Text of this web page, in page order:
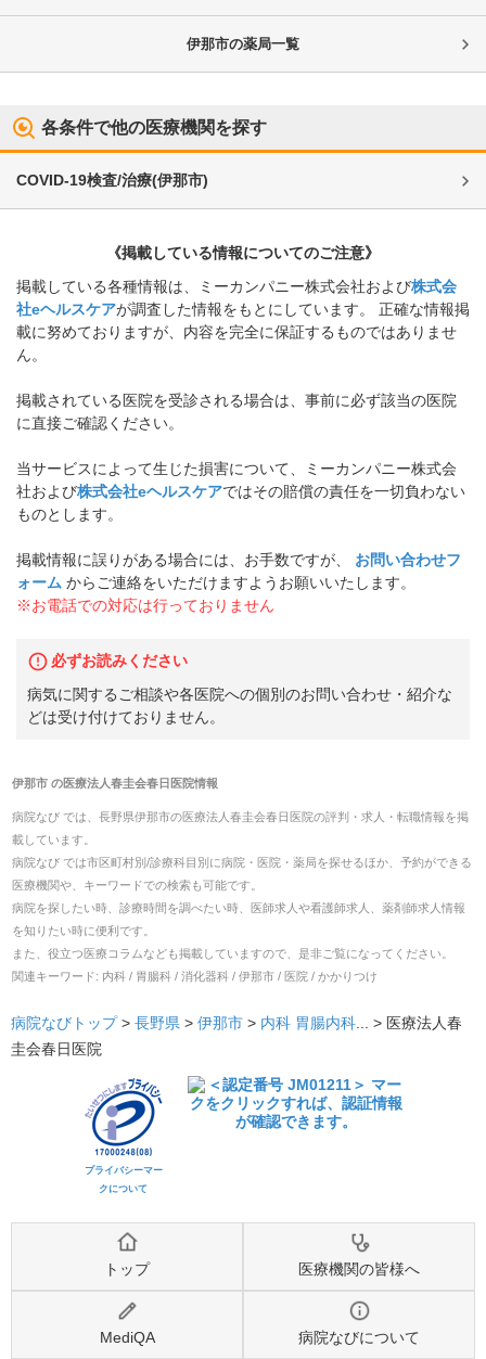
伊那市の薬局一覧
各条件で他の医療機関を探す
COVID-19検査/治療(伊那市)
《掲載している情報についてのご注意》
掲載している各種情報は、ミーカンパニー株式会社および株式会
社eヘルスケアが調査した情報をもとにしています。 正確な情報掲
載に努めておりますが、内容を完全に保証するものではありませ
ん。
掲載されている医院を受診される場合は、事前に必ず該当の医院
に直接ご確認ください。
当サービスによって生じた損害について、ミーカンパニー株式会
社および株式会社eヘルスケアではその賠償の責任を一切負わない
ものとします。
掲載情報に誤りがある場合には、お手数ですが、
お問い合わせフ
ォーム からご連絡をいただけますようお願いいたします。
※お電話での対応は行っておりません
必ずお読みください
病気に関するご相談や各医院への個別のお問い合わせ・紹介な
どは受け付けておりません。
伊那市の医療法人春圭会春日医院情報
病院なび では、 長野県伊那市の医療法人春圭会春日医院の評判・求人・転職情報を掲
載しています。
病院なび では市区町村別/診療科目別に病院・医院・薬局を探せるほか、予約ができる
医療機関や、キーワードでの検索も可能です。
病院を探したい時、診療時間を調べたい時、医師求人や看護師求人、薬剤師求人情報
を知りたい時に便利です。
また、役立つ医療コラムなども掲載していますので、是非ご覧になってください。
関連キーワード: 内科 / 胃腸科 / 消化器科 / 伊那市 / 医院 / かかりつけ
病院なびトップ > 長野県 > 伊那市 > 内科 胃腸内科... > 医療法人春
圭会春日医院
プライバシーマー
クについて
トップ 医療機関の皆様へ
MediQA 病院なびについて